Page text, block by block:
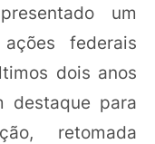
um
federais
dois anos
destaque para
retomada